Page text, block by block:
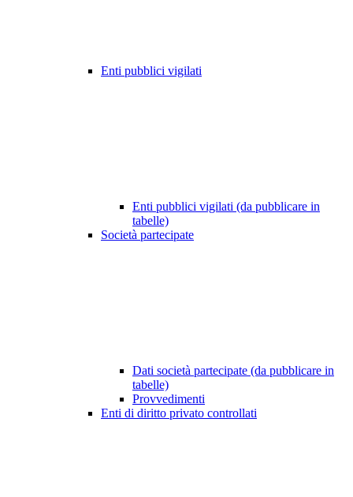
Enti pubblici vigilati
Enti pubblici vigilati (da pubblicare in
tabelle)
Società partecipate
Dati società partecipate (da pubblicare in
tabelle)
Provvedimenti
Enti di diritto privato controllati